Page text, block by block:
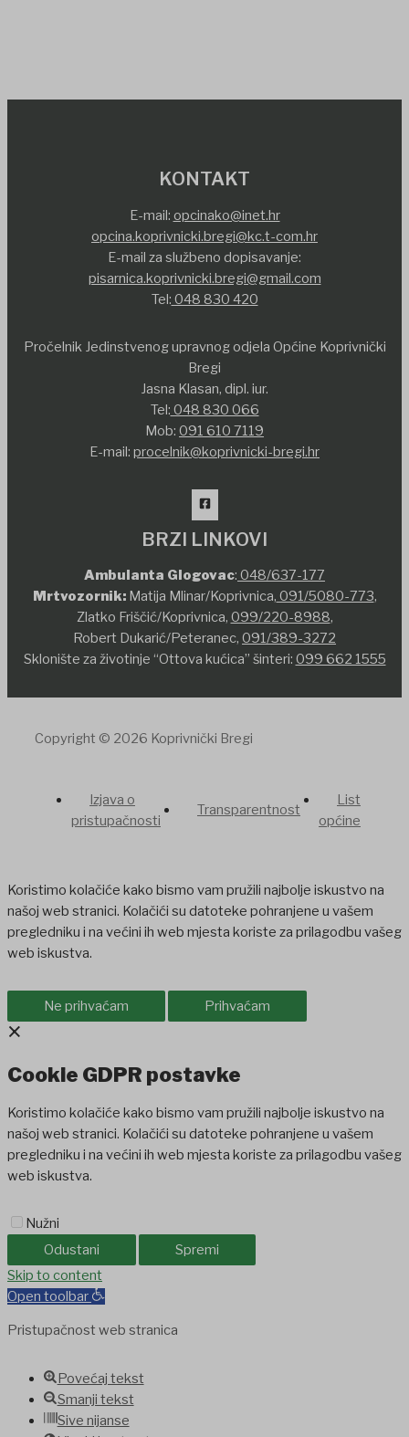
KONTAKT
E-mail: opcinako@inet.hr
opcina.koprivnicki.bregi@kc.t-com.hr
E-mail za službeno dopisavanje:
pisarnica.koprivnicki.bregi@gmail.com
Tel: 048 830 420
Pročelnik Jedinstvenog upravnog odjela Općine Koprivnički
Bregi
Jasna Klasan, dipl. iur.
Tel: 048 830 066
Mob: 091 610 7119
E-mail: procelnik@koprivnicki-bregi.hr
BRZI LINKOVI
Ambulanta Glogovac: 048/637-177
Mrtvozornik:Matija Mlinar/Koprivnica, 091/5080-773,
Zlatko Friščić/Koprivnica, 099/220-8988,
Robert Dukarić/Peteranec, 091/389-3272
Sklonište za životinje “Ottova kućica” šinteri: 099 662 1555
Copyright © 2026 Koprivnički Bregi
Izjava o
pristupačnosti
Transparentnost
List
općine
Koristimo kolačiće kako bismo vam pružili najbolje iskustvo na
našoj web stranici. Kolačići su datoteke pohranjene u vašem
pregledniku i na većini ih web mjesta koriste za prilagodbu vašeg
web iskustva.
Ne prihvaćam Prihvaćam
×
Cookie GDPR postavke
Koristimo kolačiće kako bismo vam pružili najbolje iskustvo na
našoj web stranici. Kolačići su datoteke pohranjene u vašem
pregledniku i na većini ih web mjesta koriste za prilagodbu vašeg
web iskustva.
Nužni
Odustani
Spremi
jojobetHoliganbet
Skip to content
Open toolbar
Pristupačnost web stranica
Povećaj tekst
Smanji tekst
Sive nijanse